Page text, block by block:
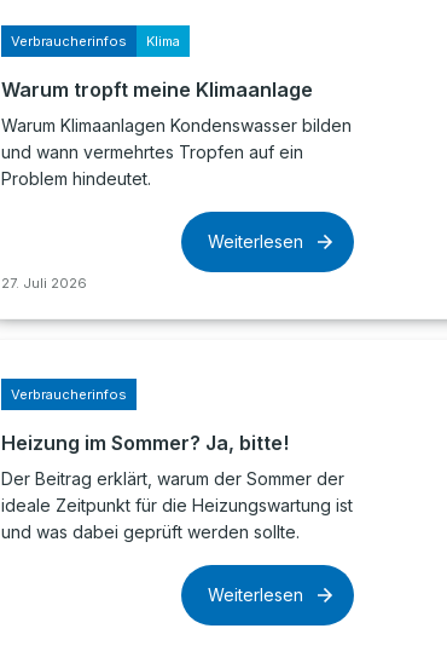
Verbraucherinfos Klima
Warum tropft meine Klimaanlage
Warum Klimaanlagen Kondenswasser bilden
und wann vermehrtes Tropfen auf ein
Problem hindeutet.
27. Juli 2026
Weiterlesen
Verbraucherinfos
Heizung im Sommer? Ja, bitte!
Der Beitrag erklärt, warum der Sommer der
ideale Zeitpunkt für die Heizungswartung ist
und was dabei geprüft werden sollte.
Weiterlesen